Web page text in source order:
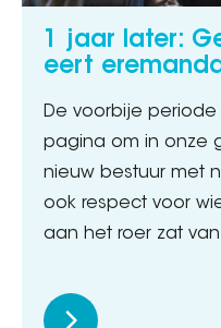
1 jaar later:
eert
De voorbije
pagina om in onze
nieuw bestuur met
ook respect voor
aan het roer zat